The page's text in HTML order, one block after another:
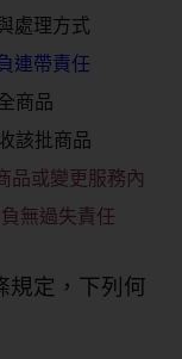
處理方式
連帶責任
商品
該批商品
品或變更服務內
無過失責任
規定，下列何